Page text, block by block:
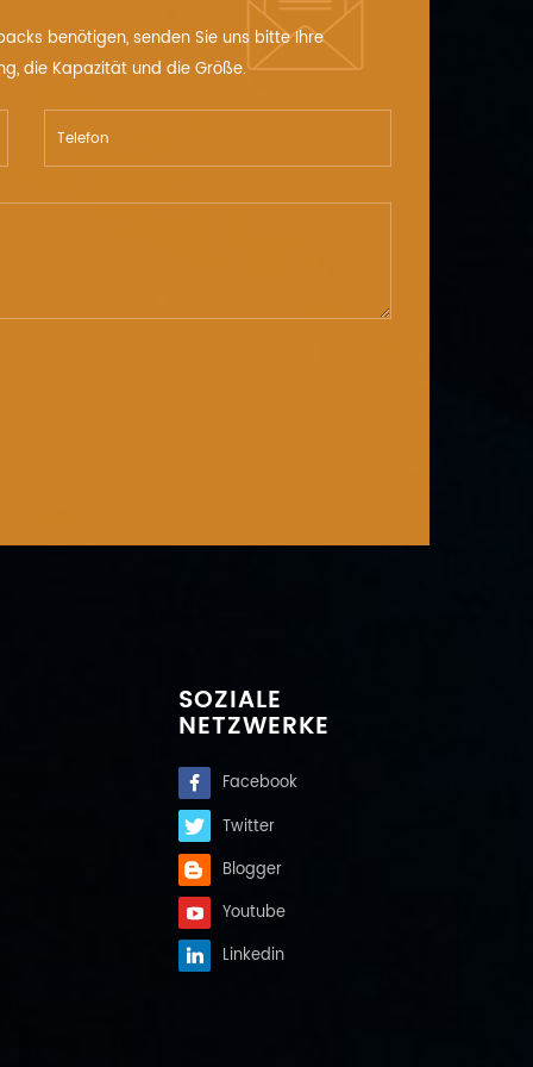
benötigen, senden Sie uns bitte Ihre
die Kapazität und die Größe.
SOZIALE
NETZWERKE
Facebook
Twitter
Blogger
Youtube
Linkedin